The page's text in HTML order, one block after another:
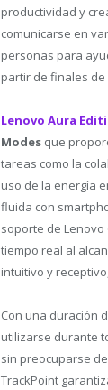
productividad y
comunicarse en
personas para
partir de finales
Lenovo Aura
Modes que
tareas como la
uso de la energía
fluida con
soporte de Lenovo
tiempo real al
intuitivo y
Con una duración
utilizarse durante
sin preocuparse
TrackPoint